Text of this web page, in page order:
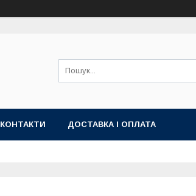
КОНТАКТИ ДОСТАВКА І ОПЛАТА